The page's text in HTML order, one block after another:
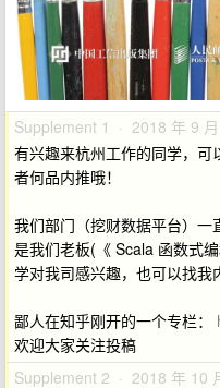
Supplement 1 · 2018 年 9
有兴趣来杭州工作的同学，
者何品内推哦！
我们部门（挖财数据平台）
是我们老板(《 Scala 函数式
学对我司感兴趣，也可以找我
鄙人在知乎刚开的一个专栏：
欢迎大家关注投稿
Supplement 2 · 2018 年 10